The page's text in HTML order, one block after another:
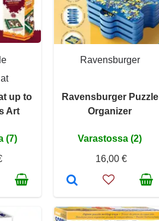
up to
Art
(7)
Ravensburger
Ravensburger Puzzle
Organizer
Varastossa (2)
16,00 €